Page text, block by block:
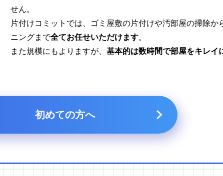
せん。
片付けコミットでは、ゴミ屋敷の片付けや汚部屋の掃除か
ニングまで全てお任せいただけます。
また規模にもよりますが、基本的は数時間で部屋をキレイ
初めての方へ